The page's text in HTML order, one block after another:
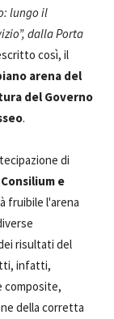
lungo il
dalla Porta
così, il
arena del
del Governo
.
di
e
fruibile l'arena
risultati del
infatti,
composite,
della corretta